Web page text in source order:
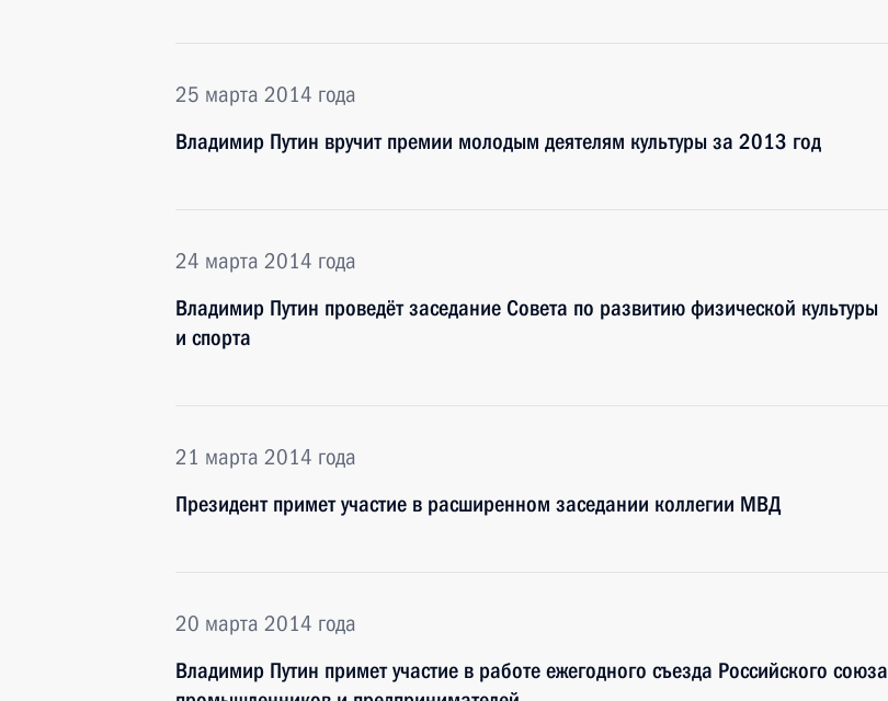
25 марта 2014 года
Владимир Путин вручит премии молодым деятелям культуры за 2013 год
24 марта 2014 года
Владимир Путин проведёт заседание Совета по развитию физической культуры
и спорта
21 марта 2014 года
Президент примет участие в расширенном заседании коллегии МВД
20 марта 2014 года
Владимир Путин примет участие в работе ежегодного съезда Российского союза